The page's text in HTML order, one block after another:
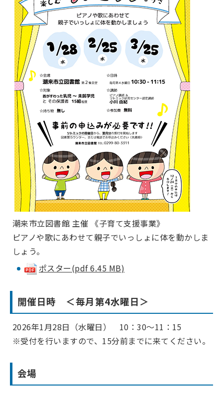
潮来市立図書館 主催 《子育て支援事業》
ピアノや歌にあわせて親子でいっしょに体を動かしま
しょう。
ポスター(pdf 6.45 MB)
開催日時 ＜毎月第4水曜日＞
2026年1月28日（水曜日） 10：30～11：15
※受付を行いますので、15分前までに来てください。
会場